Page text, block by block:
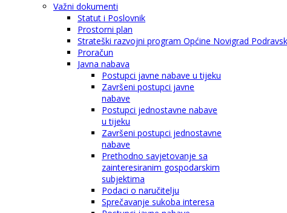
Važni dokumenti
Statut i Poslovnik
Prostorni plan
Strateški razvojni program Općine Novigrad
Proračun
Javna nabava
Postupci javne nabave u tijeku
Završeni postupci javne
nabave
Postupci jednostavne nabave
u tijeku
Završeni postupci jednostavne
nabave
Prethodno savjetovanje sa
zainteresiranim gospodarskim
subjektima
Podaci o naručitelju
Sprečavanje sukoba interesa